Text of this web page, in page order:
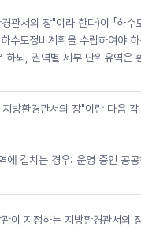
서의 장"이라 한다)이 「하수
수도정비계획을 수립하여야
되, 권역별 세부 단위유역은
방환경관서의 장"이란 다음 각
에 걸치는 경우: 운영 중인 공
이 지정하는 지방환경관서의